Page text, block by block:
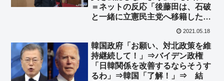
＝ネットの反応「後藤田は、石破
と一緒に立憲民主党へ移籍したほ
2021.05.18
韓国政府「お願い、対北政策を維
持継続して！」⇒バイデン政権
「日韓関係を改善するならそうす
るわ」⇒韓国「了解！」⇒ 結